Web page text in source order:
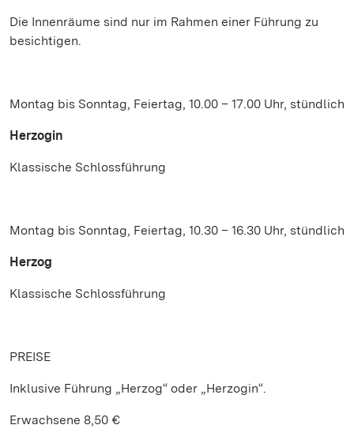
Die Innenräume sind nur im Rahmen einer Führung zu
besichtigen.
Montag bis Sonntag, Feiertag, 10.00 – 17.00 Uhr, stündlich
Herzogin
Klassische Schlossführung
Montag bis Sonntag, Feiertag, 10.30 – 16.30 Uhr, stündlich
Herzog
Klassische Schlossführung
PREISE
Inklusive Führung „Herzog“ oder „Herzogin“.
Erwachsene 8,50 €